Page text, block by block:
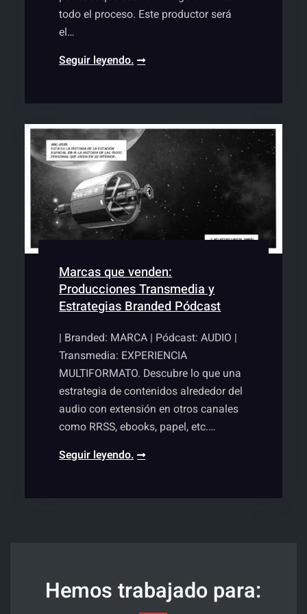
todo el proceso. Este productor será
el…
Seguir leyendo.Productora
y
transmedia
Contacta
ahora
o
Marcas que venden:
Producciones Transmedia y
Estrategias Branded Pódcast
| Branded: MARCA | Pódcast: AUDIO |
Transmedia: EXPERIENCIA
MULTIFORMATO. Descubre lo que una
estrategia de contenidos alrededor del
audio con extensión en otros canales
como RRSS, ebooks, papel, etc.…
Seguir leyendo.Productora
Contacta
ahora
Hemos trabajado para: